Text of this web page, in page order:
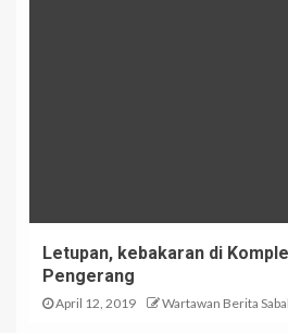
Letupan, kebakaran di
Pengerang
April 12, 2019 Wartawan Berita